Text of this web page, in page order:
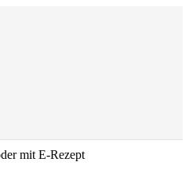
mit E-Rezept